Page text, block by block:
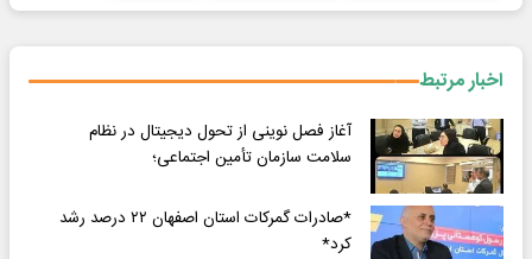
اخبار مرتبط
آغاز فصل نوینی از تحول دیجیتال در نظام
سلامت سازمان تأمین اجتماعی؛
*صادرات گمرکات استان اصفهان ۲۲ درصد رشد
کرد*